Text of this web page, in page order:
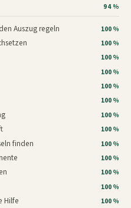
94 %
Auszug regeln 100 %
100 %
100 %
100 %
100 %
100 %
100 %
100 %
finden 100 %
100 %
100 %
100 %
Hilfe 100 %